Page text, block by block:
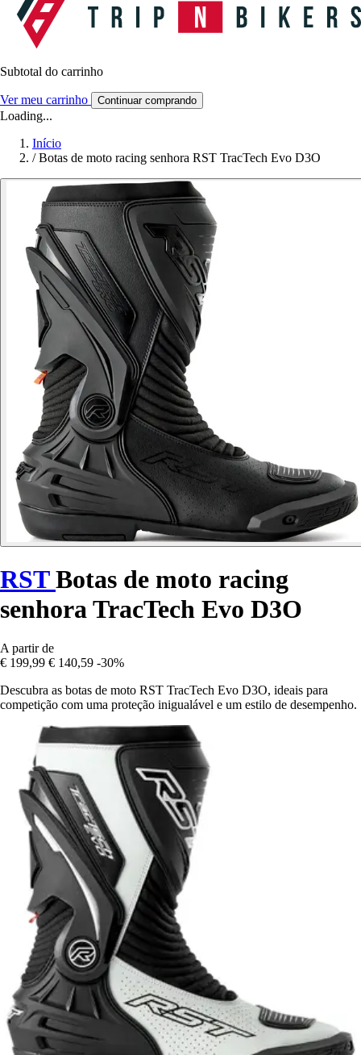
Subtotal do carrinho
Ver meu carrinho Continuar comprando
Loading...
Início
/ Botas de moto racing senhora RST TracTech Evo D3O
RSTBotas de moto racing
senhora TracTech Evo D3O
A partir de
€ 199,99 € 140,59 -30%
Descubra as botas de moto RST TracTech Evo D3O, ideais para
competição com uma proteção inigualável e um estilo de desempenho.